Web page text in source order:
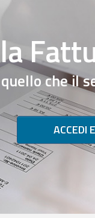
quello che il
ACCEDI